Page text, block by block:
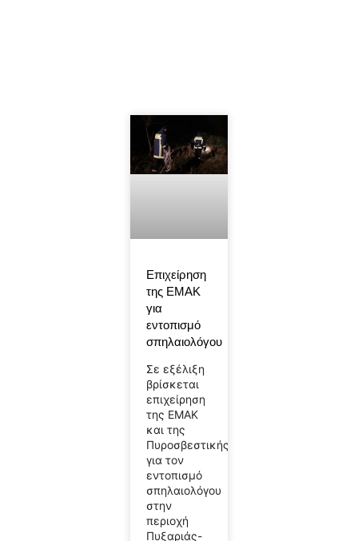
Επιχείρηση
της ΕΜΑΚ
για
εντοπισμό
σπηλαιολόγου
Σε εξέλιξη
βρίσκεται
επιχείρηση
της ΕΜΑΚ
και της
Πυροσβεστικής
για τον
εντοπισμό
σπηλαιολόγου
στην
περιοχή
Πυξαριάς-